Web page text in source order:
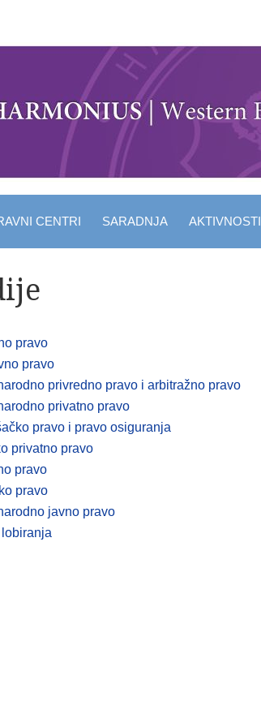
CENTRI SARADNJA AKTIVNOSTI
pravo
pravo
privredno pravo i arbitražno pravo
privatno pravo
pravo i pravo osiguranja
privatno pravo
pravo
pravo
javno pravo